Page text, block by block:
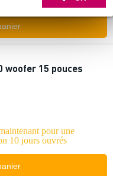
woofer 15 pouces
pour une
10 jours ouvrés